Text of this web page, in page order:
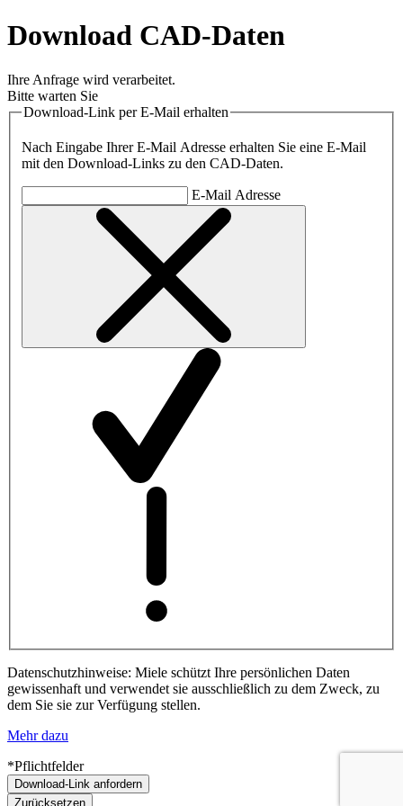
Download CAD-Daten
Ihre Anfrage wird verarbeitet.
Bitte warten Sie
Download-Link per E-Mail erhalten
Nach Eingabe Ihrer E-Mail Adresse erhalten Sie eine E-Mail
mit den Download-Links zu den CAD-Daten.
E-Mail Adresse
Datenschutzhinweise: Miele schützt Ihre persönlichen Daten
gewissenhaft und verwendet sie ausschließlich zu dem Zweck, zu
dem Sie sie zur Verfügung stellen.
Mehr dazu
*Pflichtfelder